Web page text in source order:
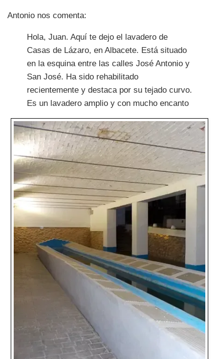
Antonio nos comenta:
Hola, Juan. Aquí te dejo el lavadero de
Casas de Lázaro, en Albacete. Está situado
en la esquina entre las calles José Antonio y
San José. Ha sido rehabilitado
recientemente y destaca por su tejado curvo.
Es un lavadero amplio y con mucho encanto